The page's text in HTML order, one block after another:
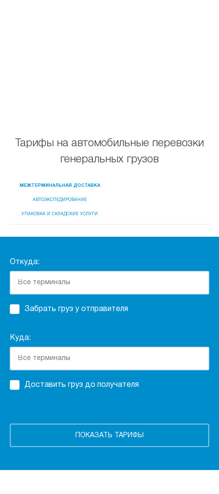
Тарифы на автомобильные перевозки
генеральных грузов
МЕЖТЕРМИНАЛЬНАЯ ДОСТАВКА
АВТОЭКСПЕДИРОВАНИЕ
УПАКОВКА И СКЛАДСКИЕ УСЛУГИ
Откуда:
Забрать груз у отправителя
Куда:
Доставить груз до получателя